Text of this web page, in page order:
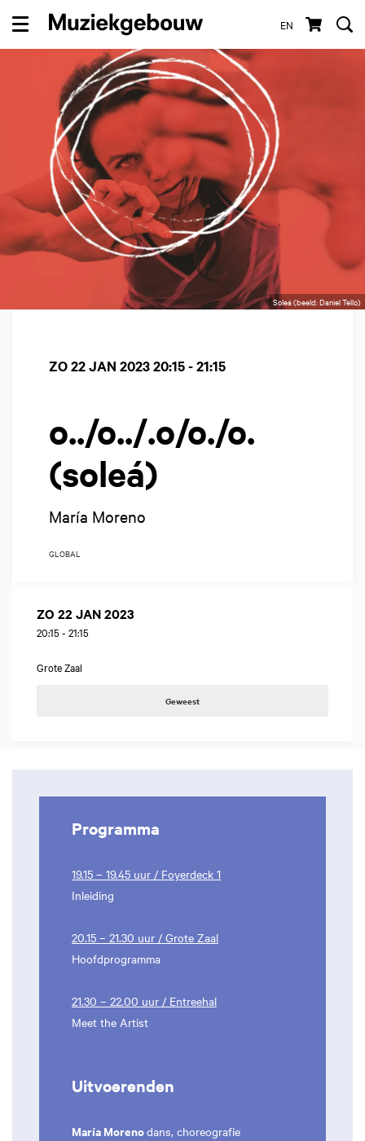
EN
Menu
Soleá (beeld: Daniel Tello)
o../o../.o/o./o.
(soleá)
María Moreno
ZO 22 JAN 202320:15 - 21:15
GLOBAL
ZO 22 JAN 2023
20:15 - 21:15
Grote Zaal
Geweest
Programma
19.15 – 19.45 uur / Foyerdeck 1
Inleiding
20.15 – 21.30 uur / Grote Zaal
Hoofdprogramma
21.30 – 22.00 uur / Entreehal
Meet the Artist
Uitvoerenden
María Morenodans, choreografie